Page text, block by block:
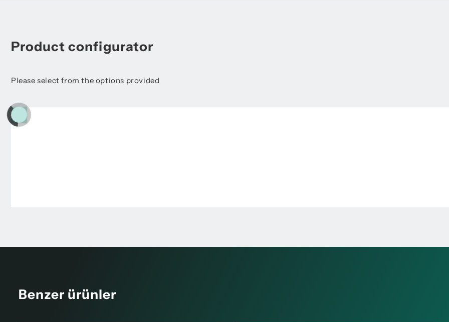
Product configurator
Please select from the options provided
Benzer ürünler